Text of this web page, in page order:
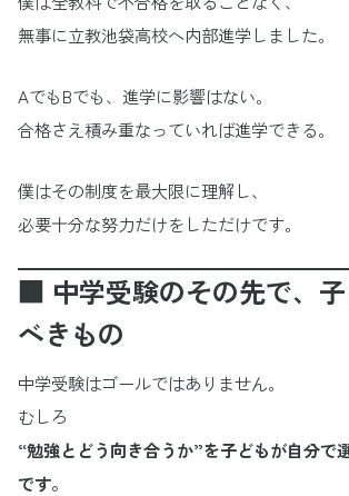
無事に立教池袋高校へ内部進学しました。
AでもBでも、進学に影響はない。
合格さえ積み重なっていれば進学できる。
僕はその制度を最大限に理解し、
必要十分な努力だけをしただけです。
■ 中学受験のその先で、
べきもの
中学受験はゴールではありません。
むしろ
“勉強とどう向き合うか”を子どもが自分で
です。